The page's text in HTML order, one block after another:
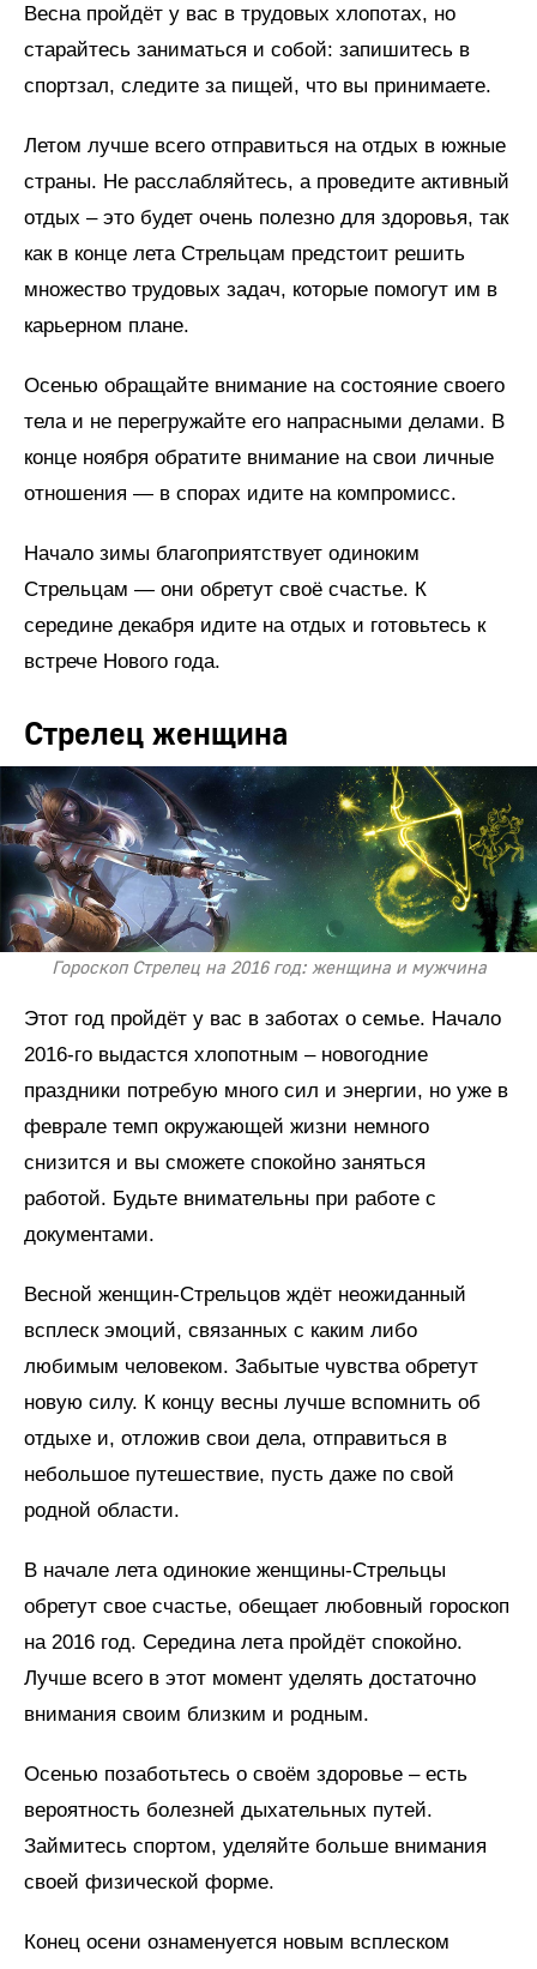
Весна пройдёт у вас в трудовых хлопотах, но
старайтесь заниматься и собой: запишитесь в
спортзал, следите за пищей, что вы принимаете.
Летом лучше всего отправиться на отдых в южные
страны. Не расслабляйтесь, а проведите активный
отдых – это будет очень полезно для здоровья, так
как в конце лета Стрельцам предстоит решить
множество трудовых задач, которые помогут им в
карьерном плане.
Осенью обращайте внимание на состояние своего
тела и не перегружайте его напрасными делами. В
конце ноября обратите внимание на свои личные
отношения — в спорах идите на компромисс.
Начало зимы благоприятствует одиноким
Стрельцам — они обретут своё счастье. К
середине декабря идите на отдых и готовьтесь к
встрече Нового года.
Стрелец женщина
Гороскоп Стрелец на 2016 год: женщина и мужчина
Этот год пройдёт у вас в заботах о семье. Начало
2016-го выдастся хлопотным – новогодние
праздники потребую много сил и энергии, но уже в
феврале темп окружающей жизни немного
снизится и вы сможете спокойно заняться
работой. Будьте внимательны при работе с
документами.
Весной женщин-Стрельцов ждёт неожиданный
всплеск эмоций, связанных с каким либо
любимым человеком. Забытые чувства обретут
новую силу. К концу весны лучше вспомнить об
отдыхе и, отложив свои дела, отправиться в
небольшое путешествие, пусть даже по свой
родной области.
В начале лета одинокие женщины-Стрельцы
обретут свое счастье, обещает любовный гороскоп
на 2016 год. Середина лета пройдёт спокойно.
Лучше всего в этот момент уделять достаточно
внимания своим близким и родным.
Осенью позаботьтесь о своём здоровье – есть
вероятность болезней дыхательных путей.
Займитесь спортом, уделяйте больше внимания
своей физической форме.
Конец осени ознаменуется новым всплеском